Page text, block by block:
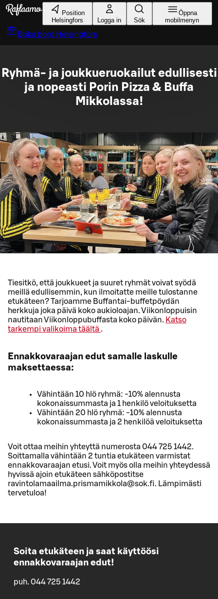
Gå till huvudinnehållet
Position
Helsingfors
Logga in Sök
Öppna
mobilmenyn
Boka bord Helsingfors
Ryhmä- ja joukkueruokailut edullisesti
ja nopeasti Porin Pizza & Buffa
Mikkolassa!
Tiesitkö, että joukkueet ja suuret ryhmät voivat syödä
meillä edullisemmin, kun ilmoitatte meille tulostanne
etukäteen? Tarjoamme Buffantai-buffetpöydän
herkkuja joka päivä koko aukioloajan. Viikonloppuisin
nautitaan Viikonloppubuffasta koko päivän. Katso
tarkempi valikoima täältä .
Ennakkovaraajan edut samalle laskulle
maksettaessa:
Vähintään 10 hlö ryhmä: -10% alennusta
kokonaissummasta ja 1 henkilö veloituksetta
Vähintään 20 hlö ryhmä: -10% alennusta
kokonaissummasta ja 2 henkilöä veloituksetta
Voit ottaa meihin yhteyttä numerosta 044 725 1442.
Soittamalla vähintään 2 tuntia etukäteen varmistat
ennakkovaraajan etusi. Voit myös olla meihin yhteydessä
hyvissä ajoin etukäteen sähköpostitse
ravintolamaailma.prismamikkola@sok.fi. Lämpimästi
tervetuloa!
Soita etukäteen ja saat käyttöösi
ennakkovaraajan edut!
puh. 044 725 1442